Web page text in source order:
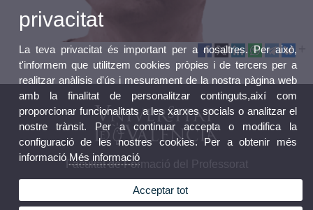
Facultat de Formació del Professorat
privacitat
La teva privacitat és important per a nosaltres. Per això,
t'informem que utilitzem cookies pròpies i de tercers per a
realitzar anàlisis d'ús i mesurament de la nostra pàgina web
amb la finalitat de personalitzar continguts,així com
proporcionar funcionalitats a les xarxes socials o analitzar el
nostre trànsit. Per a continuar accepta o modifica la
configuració de les nostres cookies. Per a obtenir més
informacióMés informació
Acceptar tot